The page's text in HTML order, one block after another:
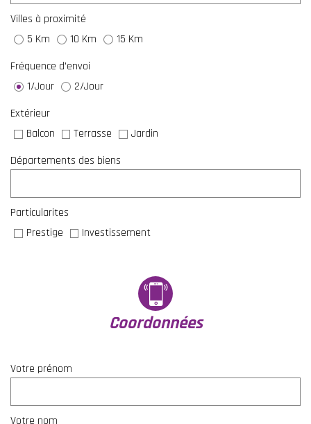
Villes à proximité
5 Km
10 Km
15 Km
Fréquence d'envoi
1/Jour
2/Jour
Extérieur
Balcon
Terrasse
Jardin
Départements des biens
Particularites
Prestige
Investissement
coordonnées
Votre prénom
Votre nom